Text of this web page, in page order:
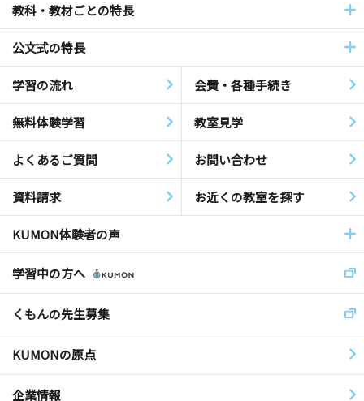
教科・教材ごとの特長
公文式の特長
学習の流れ 会費・各種手続き
無料体験学習 教室見学
よくあるご質問 お問い合わせ
資料請求 お近くの教室を探す
KUMON体験者の声
学習中の方へ
くもんの先生募集
KUMONの原点
企業情報